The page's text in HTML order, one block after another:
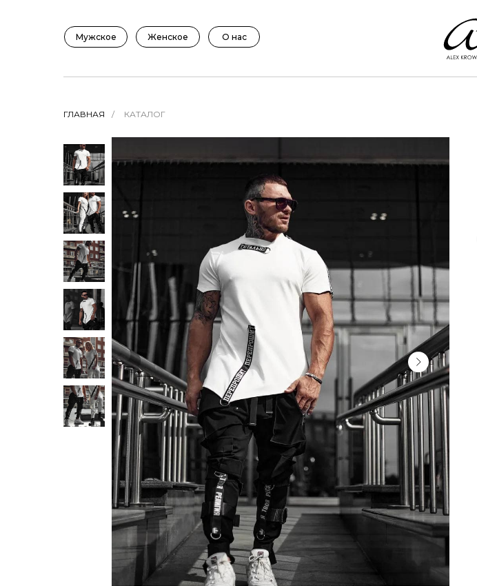
Мужское Женское О нас
ГЛАВНАЯ / КАТАЛОГ